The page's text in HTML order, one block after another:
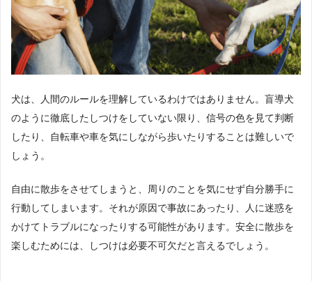
犬は、人間のルールを理解しているわけではありません。盲導犬
のように徹底したしつけをしていない限り、信号の色を見て判断
したり、自転車や車を気にしながら歩いたりすることは難しいで
しょう。
自由に散歩をさせてしまうと、周りのことを気にせず自分勝手に
行動してしまいます。それが原因で事故にあったり、人に迷惑を
かけてトラブルになったりする可能性があります。安全に散歩を
楽しむためには、しつけは必要不可欠だと言えるでしょう。